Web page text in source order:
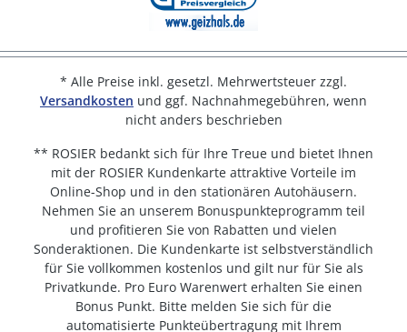
* Alle Preise inkl. gesetzl. Mehrwertsteuer zzgl.
Versandkosten und ggf. Nachnahmegebühren, wenn
nicht anders beschrieben
** ROSIER bedankt sich für Ihre Treue und bietet Ihnen
mit der ROSIER Kundenkarte attraktive Vorteile im
Online-Shop und in den stationären Autohäusern.
Nehmen Sie an unserem Bonuspunkteprogramm teil
und profitieren Sie von Rabatten und vielen
Sonderaktionen. Die Kundenkarte ist selbstverständlich
für Sie vollkommen kostenlos und gilt nur für Sie als
Privatkunde. Pro Euro Warenwert erhalten Sie einen
Bonus Punkt. Bitte melden Sie sich für die
automatisierte Punkteübertragung mit Ihrem